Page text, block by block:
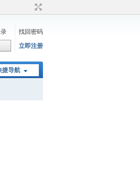
找回密码
立即注册
捷导航